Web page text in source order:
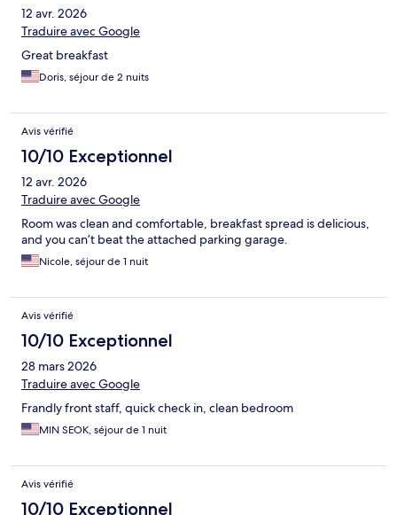
12 avr. 2026
Traduire avec Google
Great breakfast
Doris, séjour de 2 nuits
Avis vérifié
10/10 Exceptionnel
12 avr. 2026
Traduire avec Google
Room was clean and comfortable, breakfast spread is delicious,
and you can’t beat the attached parking garage.
Nicole, séjour de 1 nuit
Avis vérifié
10/10 Exceptionnel
28 mars 2026
Traduire avec Google
Frandly front staff, quick check in, clean bedroom
MIN SEOK, séjour de 1 nuit
Avis vérifié
10/10 Exceptionnel